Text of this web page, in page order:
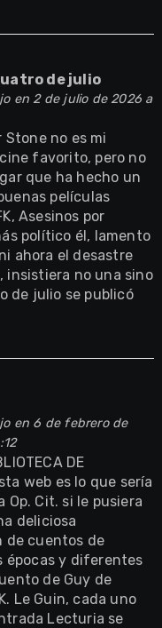
de julio
en 2 de julio de 2026 a
Stone no es mi
favorito, pero no
que ha hecho un
películas
Asesinos por
político él, lamento
ahora el desastre
insistiera no una sino
de julio se publicó
en 6 de febrero de
DE
web es lo que sería
Op. Cit. si le pusiera
deliciosa
de cuentos de
y diferentes
de Guy de
Le Guin, cada uno
Lecturia se